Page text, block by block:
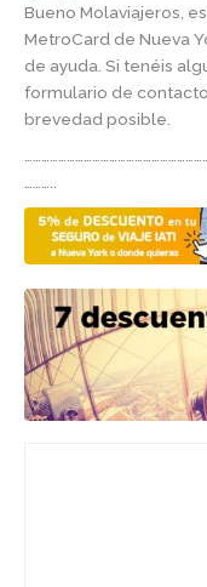
Bueno Molaviajeros,
MetroCard de Nueva
de ayuda. Si tenéis
formulario de
brevedad posible.